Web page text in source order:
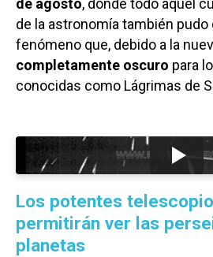
de la astronomía también
fenómeno que, debido a la
completamente oscuro para
conocidas como Lágrimas de
Los potentes
permitirán ver las
planetas